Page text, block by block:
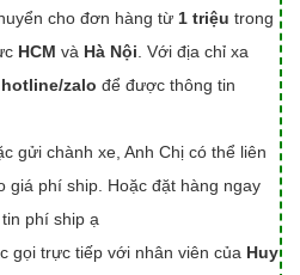
cho đơn hàng từ 1 triệu trong
HCM và Hà Nội . Với địa chỉ xa
hotline/zalo để được thông tin
gửi chành xe, Anh Chị có thể liên
giá phí ship. Hoặc đặt hàng ngay
phí ship ạ
gọi trực tiếp với nhân viên của Huy